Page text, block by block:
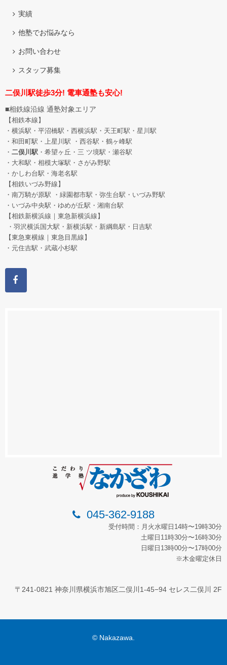
実績
他塾でお悩みなら
お問い合わせ
スタッフ募集
二俣川駅徒歩3分! 電車通塾も安心!
■相鉄線沿線 通塾対象エリア
【相鉄本線】
・横浜駅・平沼橋駅・西横浜駅・天王町駅・星川駅
・和田町駅 ・上星川駅 ・西谷駅・鶴ヶ峰駅
・ 二俣川駅 ・希望ヶ丘 ・三 ツ境駅・瀬谷駅
・大和駅・相模大塚駅・さがみ野駅
・かしわ台駅・海老名駅
【相鉄いづみ野線】
・南万騎が原駅 ・緑園都市駅・弥生台駅・いづみ野駅
・いづみ中央駅・ゆめが丘駅・湘南台駅
【相鉄新横浜線｜東急新横浜線】
・羽沢横浜国大駅・新横浜駅・新綱島駅・日吉駅
【東急東横線｜東急目黒線】
・元住吉駅・武蔵小杉駅
045-362-9188
受付時間：月火水曜日14時〜19時30分
土曜日11時30分〜16時30分
日曜日13時00分〜17時00分
※木金曜定休日
〒241-0821 神奈川県横浜市旭区二俣川1-45−94 セレス二俣川 2F
© Nakazawa.